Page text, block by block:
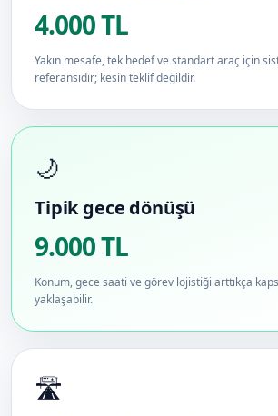
4.000 TL
Yakın mesafe, tek hedef ve standart araç için
referansıdır; kesin teklif değildir.
🌙
Tipik gece dönüşü
9.000 TL
Konum, gece saati ve görev lojistiği arttıkça
yaklaşabilir.
🛣️